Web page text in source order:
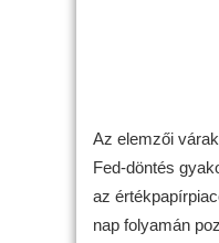
Az elemzői
Fed-döntés
az
nap folyamán